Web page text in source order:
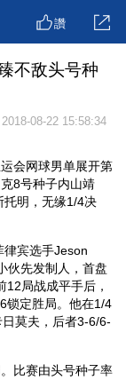
讚
不敌头号种
2018-08-22 15:58:34
会网球男单展开第
8号种子内山靖
托明，无缘1/4决
宾选手Jeson
伙先发制人，首盘
局战成平手后，
锁定胜局。他在1/4
莫夫，后者3-6/6-
比赛由头号种子率